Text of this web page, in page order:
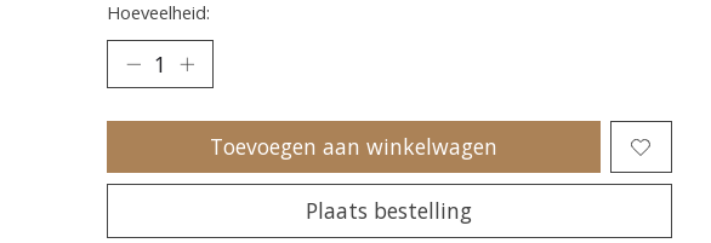
Hoeveelheid:
Toevoegen aan winkelwagen
Plaats bestelling